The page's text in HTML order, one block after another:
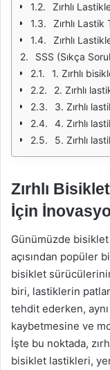
Zırhlı
Zırhlı
Zırhlı
SSS (Sıkça
1. Zırhlı
2. Zırhlı
3. Zırhlı
4. Zırhlı
5. Zırhlı
Zırhlı
İçin
Günümüzde
açısından popüler
bisiklet
biri, lastiklerin
tehdit ederken,
kaybetmesine ve
İşte bu noktada,
bisiklet lastikleri,